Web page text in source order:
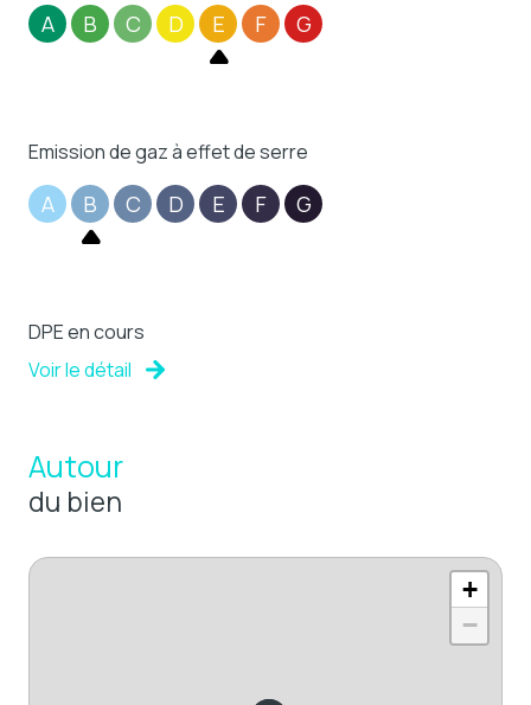
A B C D E F G
Emission de gaz à effet de serre
A B C D E F G
DPE en cours
Voir le détail
Autour
du bien
+
−